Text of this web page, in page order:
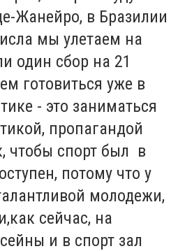
Жанейро, в Бразилии
мы улетаем на
один сбор на 21
готовиться уже в
- это заниматься
пропагандой
чтобы спорт был в
потому что у
молодежи,
сейчас, на
и в спорт зал